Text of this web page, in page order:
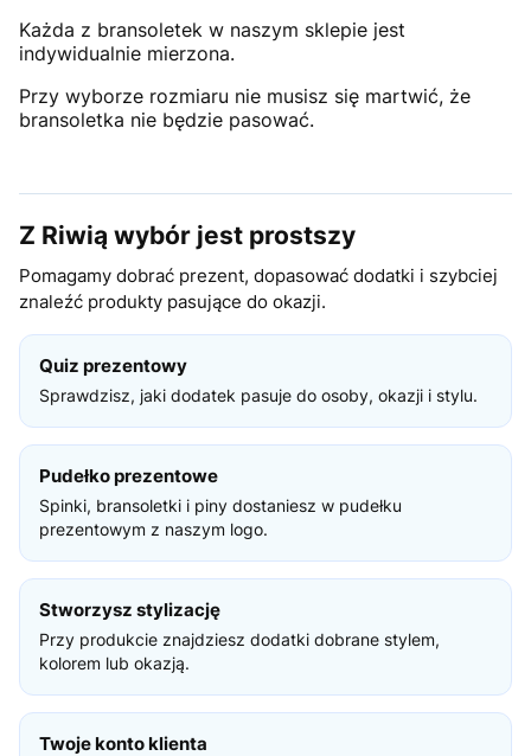
Każda z bransoletek w naszym sklepie jest
indywidualnie mierzona.
Przy wyborze rozmiaru nie musisz się martwić, że
bransoletka nie będzie pasować.
Z Riwią wybór jest prostszy
Pomagamy dobrać prezent, dopasować dodatki i szybciej
znaleźć produkty pasujące do okazji.
Quiz prezentowy
Sprawdzisz, jaki dodatek pasuje do osoby, okazji i stylu.
Pudełko prezentowe
Spinki, bransoletki i piny dostaniesz w pudełku
prezentowym z naszym logo.
Stworzysz stylizację
Przy produkcie znajdziesz dodatki dobrane stylem,
kolorem lub okazją.
Twoje konto klienta